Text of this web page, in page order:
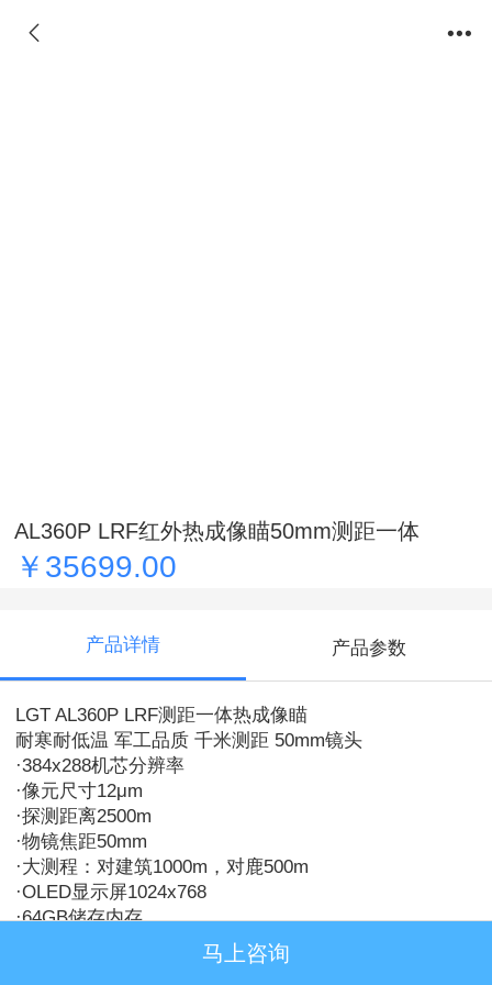
AL360P LRF红外热成像瞄50mm测距一体
￥35699.00
产品详情 产品参数
LGT AL360P LRF测距一体热成像瞄
耐寒耐低温 军工品质 千米测距 50mm镜头
·384x288机芯分辨率
·像元尺寸12μm
·探测距离2500m
·物镜焦距50mm
·大测程：对建筑1000m，对鹿500m
·OLED显示屏1024x768
·64GB储存内存
马上咨询